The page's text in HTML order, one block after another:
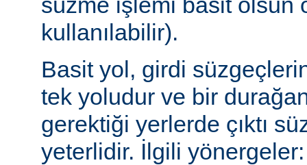
kullanılabilir).
Basit yol, girdi
tek yoludur ve bir
gerektiği yerlerde çıktı
yeterlidir. İlgili